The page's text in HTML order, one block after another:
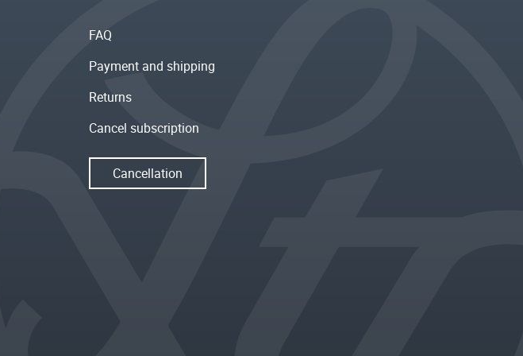
FAQ
Payment and shipping
Returns
Cancel subscription
Cancellation